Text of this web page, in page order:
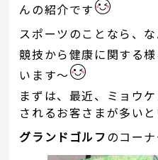
んの紹介です
スポーツのことなら、な
競技から健康に関する
います～
まずは、最近、ミョウ
されるお客さまが多いと
グランドゴルフのコーナ